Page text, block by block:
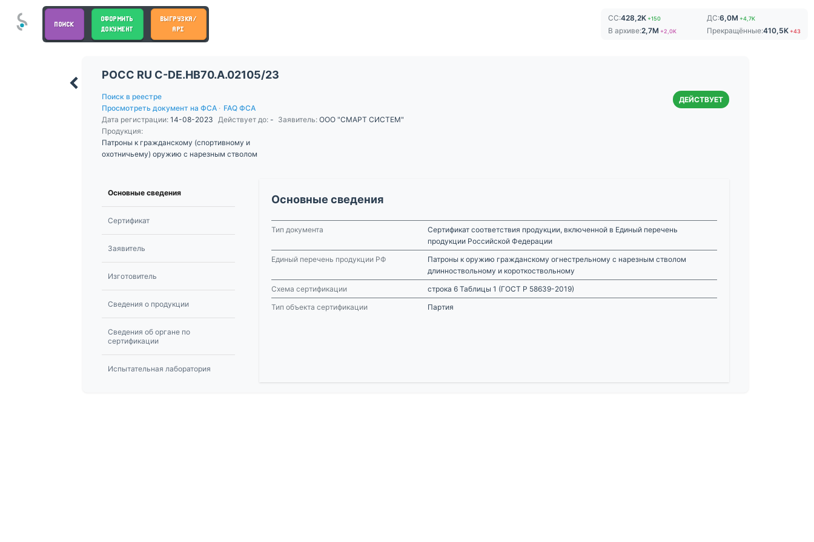
ПОИСК
ОФОРМИТЬ
ДОКУМЕНТ
ВЫГРУЗКА/
API
СС:428,2K+150 ДС:6,0M +4,7K
В архиве:2,7M +2,0K Прекращённые:410,5K +43
РОСС RU С-DE.НВ70.А.02105/23
Поиск в реестре
Просмотреть документ на ФСА · FAQ ФСА
Дата регистрации: 14-08-2023 Действует до: - Заявитель: ООО "СМАРТ СИСТЕМ"
Продукция:
Патроны к гражданскому (спортивному и
охотничьему) оружию с нарезным стволом
ДЕЙСТВУЕТ
Основные сведения
Сертификат
Заявитель
Изготовитель
Сведения о продукции
Сведения об органе по
сертификации
Испытательная лаборатория
Основные сведения
Тип документа
Сертификат соответствия продукции, включенной в Единый перечень
продукции Российской Федерации
Единый перечень продукции РФ
Патроны к оружию гражданскому огнестрельному с нарезным стволом
длинноствольному и короткоствольному
Схема сертификации
строка 6 Таблицы 1 (ГОСТ Р 58639-2019)
Тип объекта сертификации
Партия